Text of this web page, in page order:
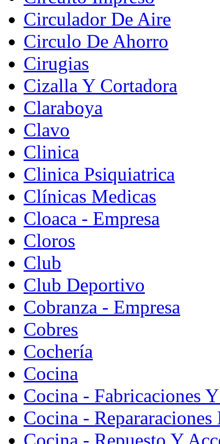
Circulador De Aire
Circulo De Ahorro
Cirugias
Cizalla Y Cortadora
Claraboya
Clavo
Clinica
Clinica Psiquiatrica
Clínicas Medicas
Cloaca - Empresa
Cloros
Club
Club Deportivo
Cobranza - Empresa
Cobres
Cochería
Cocina
Cocina - Fabricaciones
Cocina - Repararaciones
Cocina - Repuesto Y